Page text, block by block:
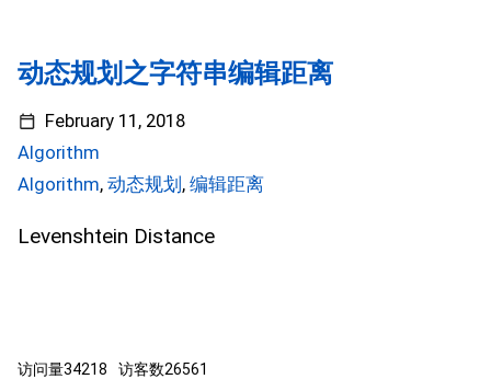
动态规划之字符串编辑距离
February 11, 2018
Algorithm
Algorithm, 动态规划 , 编辑距离
Levenshtein Distance
访问量34218 访客数26561